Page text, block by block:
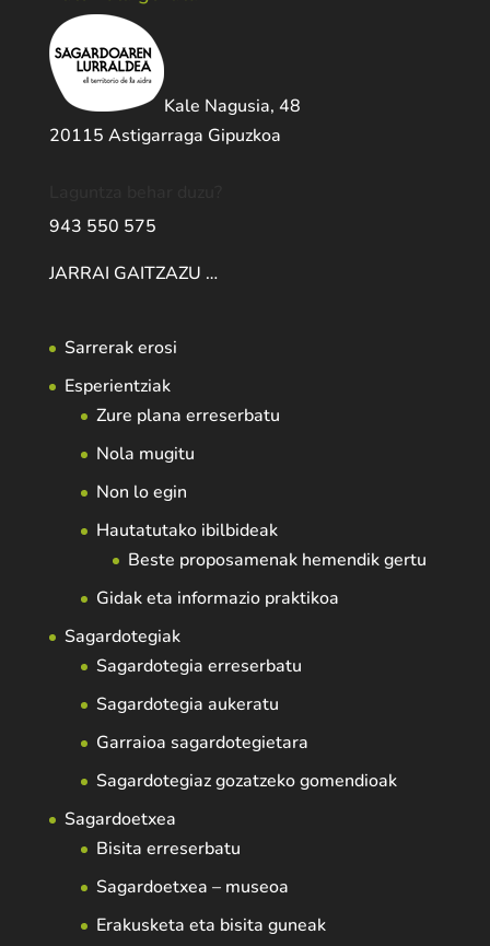
Kale Nagusia, 48
20115 Astigarraga Gipuzkoa
943 550 575
JARRAI GAITZAZU …
Sarrerak erosi
Esperientziak
Zure plana erreserbatu
Nola mugitu
Non lo egin
Hautatutako ibilbideak
Beste proposamenak hemendik gertu
Gidak eta informazio praktikoa
Sagardotegiak
Sagardotegia erreserbatu
Sagardotegia aukeratu
Garraioa sagardotegietara
Sagardotegiaz gozatzeko gomendioak
Sagardoetxea
Bisita erreserbatu
Sagardoetxea – museoa
Erakusketa eta bisita guneak